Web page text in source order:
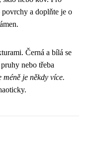
povrchy a doplňte je o
Černá a bílá se
nebo třeba
méně je někdy více.